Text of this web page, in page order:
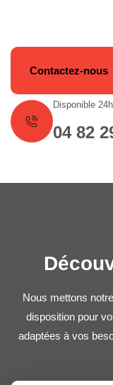
Contactez-nous
Disponible
04 82
Nous mettons
disposition pour
adaptées à vos